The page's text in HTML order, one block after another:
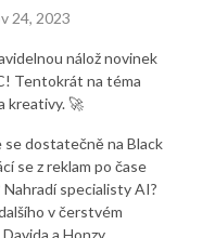
24, 2023
nálož novinek
Tentokrát na téma
kreativy. 🚀
se dostatečně na Black
se z reklam po čase
specialisty AI?
v čerstvém
a Honzy